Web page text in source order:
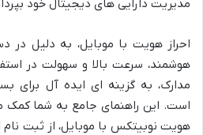
مدیریت دارایی های دیجیتال خود
احراز هویت با موبایل، به دلیل
هوشمند، سرعت بالا و سهولت در
مدارک، به گزینه ای ایده آل برای
است. این راهنمای جامع به شما کمک
هویت نوبیتکس با موبایل، از ثبت نام